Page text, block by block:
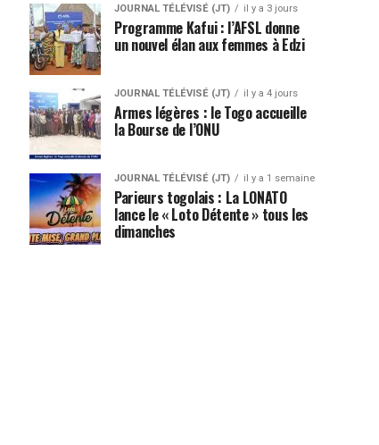
JOURNAL TÉLÉVISÉ (JT) il y a 3 jours
Programme Kafui : l’AFSL donne
un nouvel élan aux femmes à Edzi
JOURNAL TÉLÉVISÉ (JT) il y a 4 jours
Armes légères : le Togo accueille
la Bourse de l’ONU
JOURNAL TÉLÉVISÉ (JT) il y a 1 semaine
Parieurs togolais : La LONATO
lance le « Loto Détente » tous les
dimanches